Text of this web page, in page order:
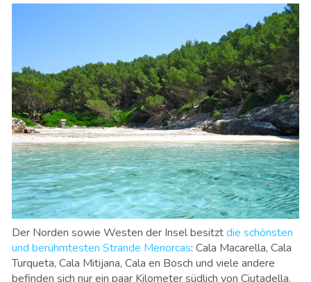
Der Norden sowie Westen der Insel besitztdie schönsten
und berühmtesten Strände Menorcas: Cala Macarella, Cala
Turqueta, Cala Mitijana, Cala en Bosch und viele andere
befinden sich nur ein paar Kilometer südlich von Ciutadella.